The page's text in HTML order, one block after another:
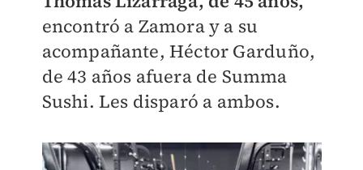
encontró a Zamora y a su
acompañante, Héctor Garduño,
de 43 años afuera de Summa
Sushi. Les disparó a ambos.